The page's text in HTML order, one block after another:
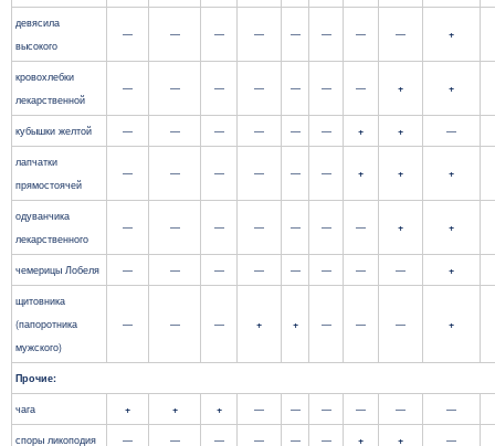
девясила
высокого
— — — — — — — — +
кровохлебки
лекарственной
— — — — — — — + +
кубышки желтой — — — — — — + + —
лапчатки
прямостоячей
— — — — — — + + +
одуванчика
лекарственного
— — — — — — — + +
чемерицы Лобеля — — — — — — — — +
щитовника
(папоротника
мужского)
— — — + + — — — +
Прочие:
чага + + + — — — — — —
споры ликоподия — — — — — — + + —